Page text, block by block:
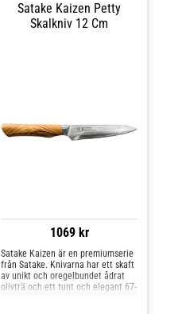
Satake Kaizen Petty
Skalkniv 12 Cm
1069 kr
Satake Kaizen är en premiumserie
från Satake. Knivarna har ett skaft
av unikt och oregelbundet ådrat
olivträ och ett tunt och elegant 67-